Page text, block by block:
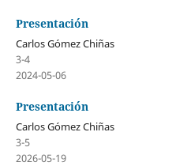
Presentación
Carlos Gómez Chiñas
3-4
2024-05-06
Presentación
Carlos Gómez Chiñas
3-5
2026-05-19